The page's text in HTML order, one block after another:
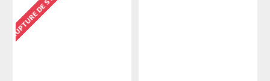
RUPTURE DE STOCK